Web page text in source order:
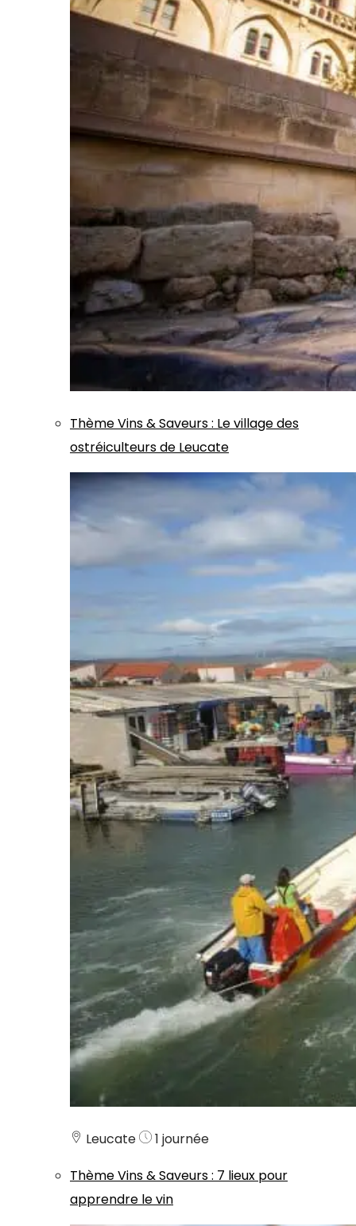
ThèmeVins & Saveurs: Le village des
ostréiculteurs de Leucate
Leucate
1 journée
ThèmeVins & Saveurs: 7 lieux pour
apprendre le vin